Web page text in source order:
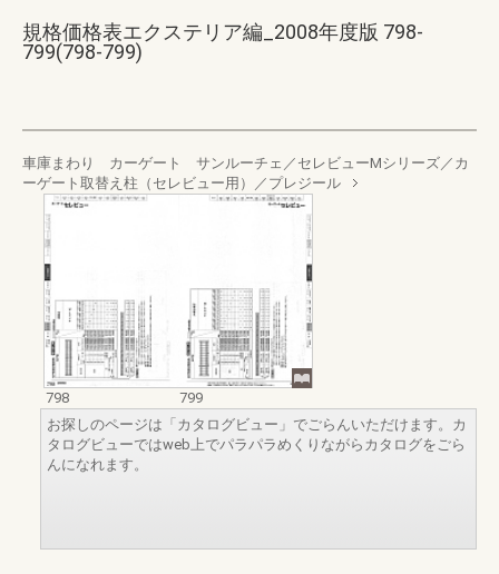
規格価格表エクステリア編_2008年度版 798-
799(798-799)
車庫まわり カーゲート サンルーチェ／セレビューMシリーズ／カ
ーゲート取替え柱（セレビュー用）／プレジール
798
799
お探しのページは「カタログビュー」でごらんいただけます。カ
タログビューではweb上でパラパラめくりながらカタログをごら
んになれます。